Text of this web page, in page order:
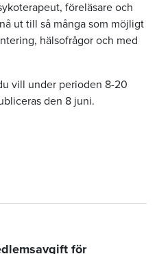
föreläsare och
ut till så många som möjligt
hälsofrågor och med
vill under perioden 8-20
den 8 juni.
för